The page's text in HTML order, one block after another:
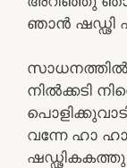
ഞാൻ
സാധനത്തിൽ
നിൽക്കടി
വന്നേ ഹാ
ഷഡ്ഢികകത്തു